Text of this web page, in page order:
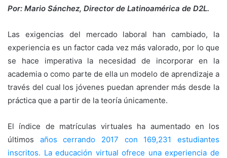
Por: Mario Sánchez, Director de Latinoamérica de D2L.
Las exigencias del mercado laboral han cambiado, la
experiencia es un factor cada vez más valorado, por lo que
se hace imperativa la necesidad de incorporar en la
academia o como parte de ella un modelo de aprendizaje a
través del cual los jóvenes puedan aprender más desde la
práctica que a partir de la teoría únicamente.
El índice de matrículas virtuales ha aumentado en los
últimos años cerrando 2017 con 169,231 estudiantes
inscritos. La educación virtual ofrece una experiencia de